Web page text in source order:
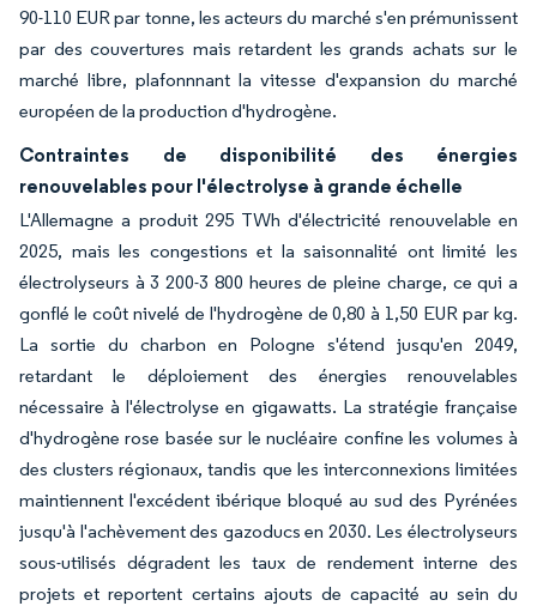
90-110 EUR par tonne, les acteurs du marché s'en prémunissent
par des couvertures mais retardent les grands achats sur le
marché libre, plafonnnant la vitesse d'expansion du marché
européen de la production d'hydrogène.
Contraintes de disponibilité des énergies
renouvelables pour l'électrolyse à grande échelle
L'Allemagne a produit 295 TWh d'électricité renouvelable en
2025, mais les congestions et la saisonnalité ont limité les
électrolyseurs à 3 200-3 800 heures de pleine charge, ce qui a
gonflé le coût nivelé de l'hydrogène de 0,80 à 1,50 EUR par kg.
La sortie du charbon en Pologne s'étend jusqu'en 2049,
retardant le déploiement des énergies renouvelables
nécessaire à l'électrolyse en gigawatts. La stratégie française
d'hydrogène rose basée sur le nucléaire confine les volumes à
des clusters régionaux, tandis que les interconnexions limitées
maintiennent l'excédent ibérique bloqué au sud des Pyrénées
jusqu'à l'achèvement des gazoducs en 2030. Les électrolyseurs
sous-utilisés dégradent les taux de rendement interne des
projets et reportent certains ajouts de capacité au sein du